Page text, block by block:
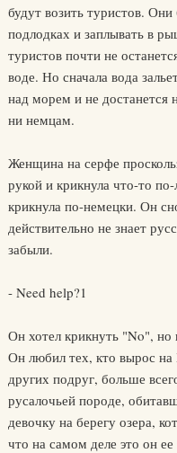
будут возить туристов.
подлодках и заплывать в
туристов почти не
воде. Но сначала вода
над морем и не достанется
ни немцам.
Женщина на серфе
рукой и крикнула что-то
крикнула по-немецки. Он
действительно не знает
забыли.
- Need help?1
Он хотел крикнуть "No", но
Он любил тех, кто вырос на
других подруг, больше
русалочьей породе,
девочку на берегу озера,
что на самом деле это он ее